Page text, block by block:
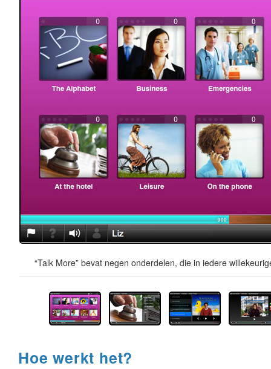
“Talk More” bevat negen onderdelen, die in iedere
Hoe werkt het?